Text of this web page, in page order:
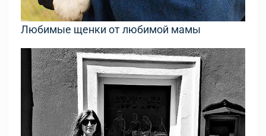
Любимые щенки от любимой мамы